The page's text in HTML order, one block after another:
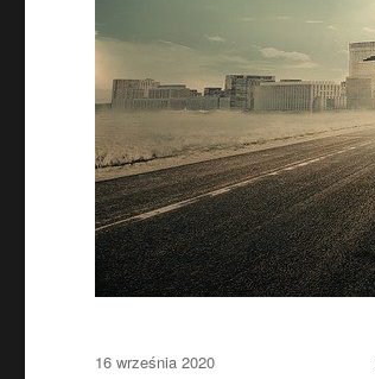
Data
16 września 2020